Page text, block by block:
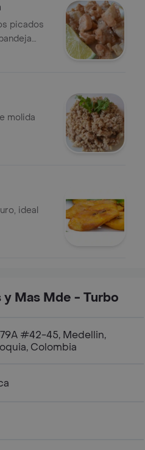
picados
molida
ideal
Mas Mde - Turbo
#42-45, Medellin,
Colombia